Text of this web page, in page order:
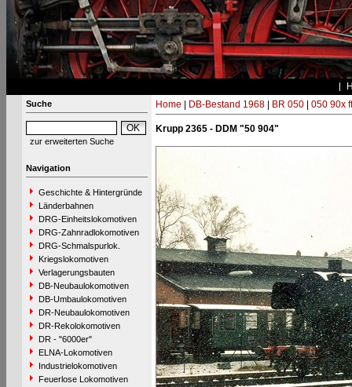
Suche
zur erweiterten Suche
Navigation
Geschichte & Hintergründe
Länderbahnen
DRG-Einheitslokomotiven
DRG-Zahnradlokomotiven
DRG-Schmalspurlok.
Kriegslokomotiven
Verlagerungsbauten
DB-Neubaulokomotiven
DB-Umbaulokomotiven
DR-Neubaulokomotiven
DR-Rekolokomotiven
DR - "6000er"
ELNA-Lokomotiven
Industrielokomotiven
Feuerlose Lokomotiven
Home DB-Bestand 1968| BR 050| 050 90x ff
Krupp 2365 - DDM "50 904"